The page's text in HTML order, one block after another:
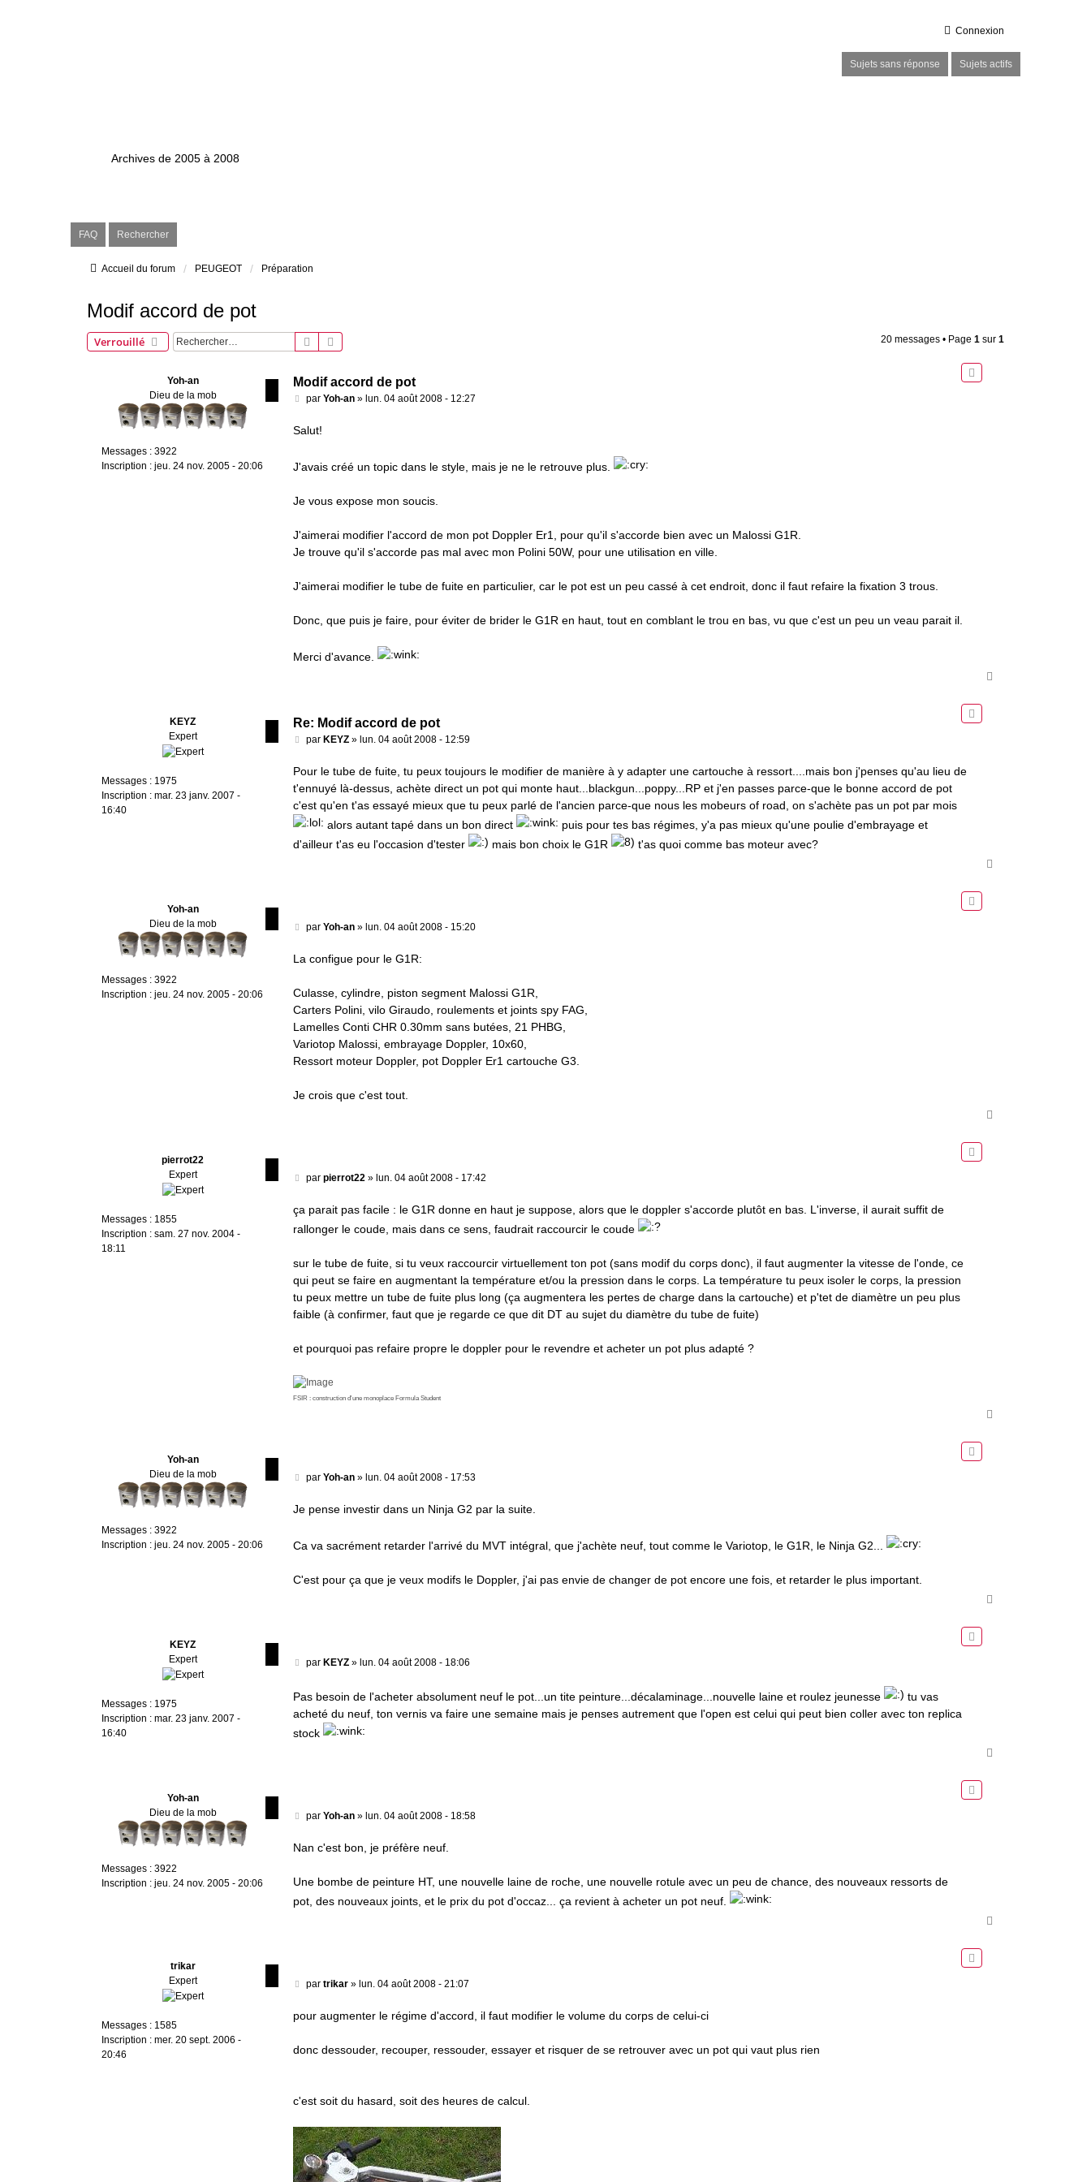
Connexion
Sujets sans réponse Sujets actifs
FAQ Rechercher
Archives de 2005 à 2008
Accueil du forum PEUGEOT Préparation
Modif accord de pot
Verrouillé Rechercher 20 messages • Page 1 sur 1
Yoh-an
Dieu de la mob
Messages : 3922
Inscription : jeu. 24 nov. 2005 - 20:06
Modif accord de pot
M
s
g
par Yoh-an» lun. 04 août 2008 - 12:27
Salut!
J'avais créé un topic dans le style, mais je ne le retrouve plus.
Je vous expose mon soucis.
J'aimerai modifier l'accord de mon pot Doppler Er1, pour qu'il s'accorde bien avec un Malossi G1R.
Je trouve qu'il s'accorde pas mal avec mon Polini 50W, pour une utilisation en ville.
J'aimerai modifier le tube de fuite en particulier, car le pot est un peu cassé à cet endroit, donc il faut refaire la fixation 3 trous.
Donc, que puis je faire, pour éviter de brider le G1R en haut, tout en comblant le trou en bas, vu que c'est un peu un veau parait il.
Merci d'avance.
KEYZ
Expert
Messages : 1975
Inscription : mar. 23 janv. 2007 -
16:40
Re: Modif accord de pot
M
s
g
e
par KEYZ» lun. 04 août 2008 - 12:59
Pour le tube de fuite, tu peux toujours le modifier de manière à y adapter une cartouche à ressort....mais bon j'penses qu'au lieu de
t'ennuyé là-dessus, achète direct un pot qui monte haut...blackgun...poppy...RP et j'en passes parce-que le bonne accord de pot
c'est qu'en t'as essayé mieux que tu peux parlé de l'ancien parce-que nous les mobeurs of road, on s'achète pas un pot par mois
alors autant tapé dans un bon direct
puis pour tes bas régimes, y'a pas mieux qu'une poulie d'embrayage et
d'ailleur t'as eu l'occasion d'tester
mais bon choix le G1R
t'as quoi comme bas moteur avec?
Yoh-an
Dieu de la mob
Messages : 3922
Inscription : jeu. 24 nov. 2005 - 20:06
M
s
g
e
par Yoh-an» lun. 04 août 2008 - 15:20
La configue pour le G1R:
Culasse, cylindre, piston segment Malossi G1R,
Carters Polini, vilo Giraudo, roulements et joints spy FAG,
Lamelles Conti CHR 0.30mm sans butées, 21 PHBG,
Variotop Malossi, embrayage Doppler, 10x60,
Ressort moteur Doppler, pot Doppler Er1 cartouche G3.
Je crois que c'est tout.
pierrot22
Expert
Messages : 1855
Inscription : sam. 27 nov. 2004 -
18:11
M
s
a
e
par pierrot22» lun. 04 août 2008 - 17:42
ça parait pas facile : le G1R donne en haut je suppose, alors que le doppler s'accorde plutôt en bas. L'inverse, il aurait suffit de
rallonger le coude, mais dans ce sens, faudrait raccourcir le coude
sur le tube de fuite, si tu veux raccourcir virtuellement ton pot (sans modif du corps donc), il faut augmenter la vitesse de l'onde, ce
qui peut se faire en augmentant la température et/ou la pression dans le corps. La température tu peux isoler le corps, la pression
tu peux mettre un tube de fuite plus long (ça augmentera les pertes de charge dans la cartouche) et p'tet de diamètre un peu plus
faible (à confirmer, faut que je regarde ce que dit DT au sujet du diamètre du tube de fuite)
et pourquoi pas refaire propre le doppler pour le revendre et acheter un pot plus adapté ?
FSIR : construction d'une monoplace Formula Student
Yoh-an
Dieu de la mob
Messages : 3922
Inscription : jeu. 24 nov. 2005 - 20:06
M
s
g
par Yoh-an» lun. 04 août 2008 - 17:53
Je pense investir dans un Ninja G2 par la suite.
Ca va sacrément retarder l'arrivé du MVT intégral, que j'achète neuf, tout comme le Variotop, le G1R, le Ninja G2...
C'est pour ça que je veux modifs le Doppler, j'ai pas envie de changer de pot encore une fois, et retarder le plus important.
KEYZ
Expert
Messages : 1975
Inscription : mar. 23 janv. 2007 -
16:40
M
a
g
par KEYZ» lun. 04 août 2008 - 18:06
Pas besoin de l'acheter absolument neuf le pot...un tite peinture...décalaminage...nouvelle laine et roulez jeunesse
tu vas
acheté du neuf, ton vernis va faire une semaine mais je penses autrement que l'open est celui qui peut bien coller avec ton replica
stock
Yoh-an
Dieu de la mob
Messages : 3922
Inscription : jeu. 24 nov. 2005 - 20:06
M
s
g
e
par Yoh-an» lun. 04 août 2008 - 18:58
Nan c'est bon, je préfère neuf.
Une bombe de peinture HT, une nouvelle laine de roche, une nouvelle rotule avec un peu de chance, des nouveaux ressorts de
pot, des nouveaux joints, et le prix du pot d'occaz... ça revient à acheter un pot neuf.
trikar
Expert
Messages : 1585
Inscription : mer. 20 sept. 2006 -
20:46
M
s
g
par trikar» lun. 04 août 2008 - 21:07
pour augmenter le régime d'accord, il faut modifier le volume du corps de celui-ci
donc dessouder, recouper, ressouder, essayer et risquer de se retrouver avec un pot qui vaut plus rien
c'est soit du hasard, soit des heures de calcul.